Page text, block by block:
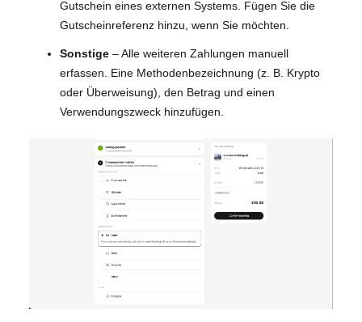
Gutschein eines externen Systems. Fügen Sie die
Gutscheinreferenz hinzu, wenn Sie möchten.
Sonstige – Alle weiteren Zahlungen manuell
erfassen. Eine Methodenbezeichnung (z. B. Krypto
oder Überweisung), den Betrag und einen
Verwendungszweck hinzufügen.